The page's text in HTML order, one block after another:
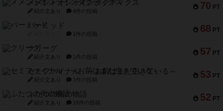
70 PT
メメントオンラインタクティクス
紹介文あり 4件の投稿
68 PT
パーミッド
1件の投稿
57 PT
クリーグ
紹介文あり 1件の投稿
53 PT
セミファイナル ～お前はまだ生きている～
紹介文あり 1件の投稿
52 PT
ふたつの街の物語
紹介文あり 18件の投稿